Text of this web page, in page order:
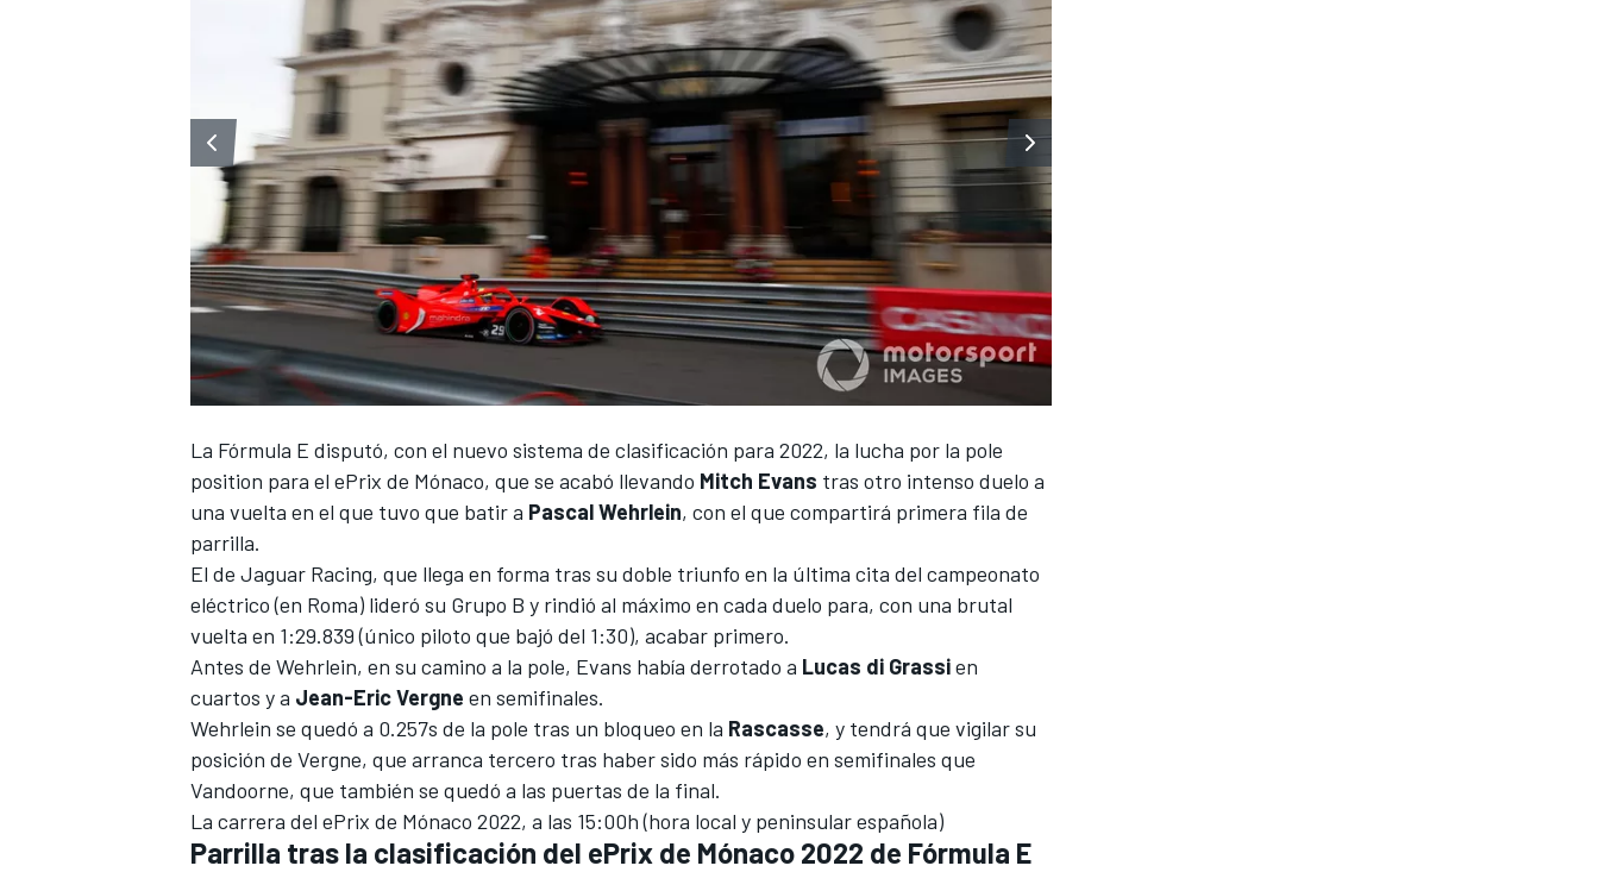
FÓRMULA E
La Fórmula E disputó, con el nuevo sistema de clasificación para 2022, la lucha por la pole
position para el ePrix de Mónaco, que se acabó llevando Mitch Evans tras otro intenso duelo a
una vuelta en el que tuvo que batir a Pascal Wehrlein, con el que compartirá primera fila de
parrilla.
El de Jaguar Racing, que llega en forma tras su doble triunfo en la última cita del campeonato
eléctrico (en Roma) lideró su Grupo B y rindió al máximo en cada duelo para, con una brutal
vuelta en 1:29.839 (único piloto que bajó del 1:30), acabar primero.
Antes de Wehrlein, en su camino a la pole, Evans había derrotado a Lucas di Grassien
cuartos y a Jean-Eric Vergne en semifinales.
Wehrlein se quedó a 0.257s de la pole tras un bloqueo en la Rascasse, y tendrá que vigilar su
posición de Vergne, que arranca tercero tras haber sido más rápido en semifinales que
Vandoorne, que también se quedó a las puertas de la final.
La carrera del ePrix de Mónaco 2022, a las 15:00h (hora local y peninsular española)
Parrilla tras la clasificación del ePrix de Mónaco 2022 de Fórmula E